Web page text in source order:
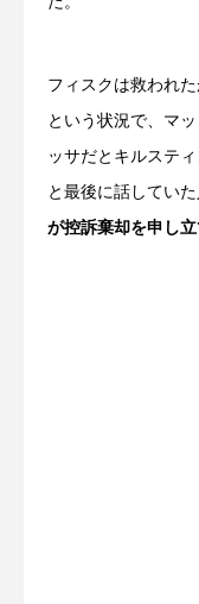
フィスクは救われ
という状況で、マ
ッサだとキルステ
と最後に話してい
が控訴棄却を申し